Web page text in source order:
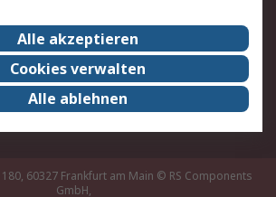
RS weltweit
Nachhaltigkeit
ZertifikatePresse-Center
60327 Frankfurt am Main © RS Components
GmbH,
Alle akzeptieren
Cookies verwalten
Alle ablehnen